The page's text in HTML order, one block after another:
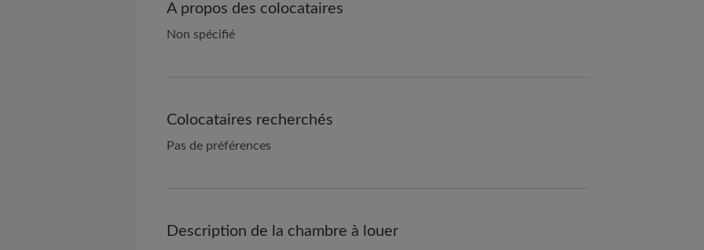
A propos des colocataires
Non spécifié
Colocataires recherchés
Pas de préférences
Description de la chambre à louer